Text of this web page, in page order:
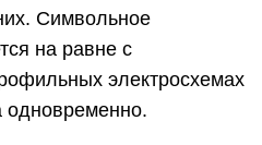
Символьное
на равне с
электросхемах
одновременно.